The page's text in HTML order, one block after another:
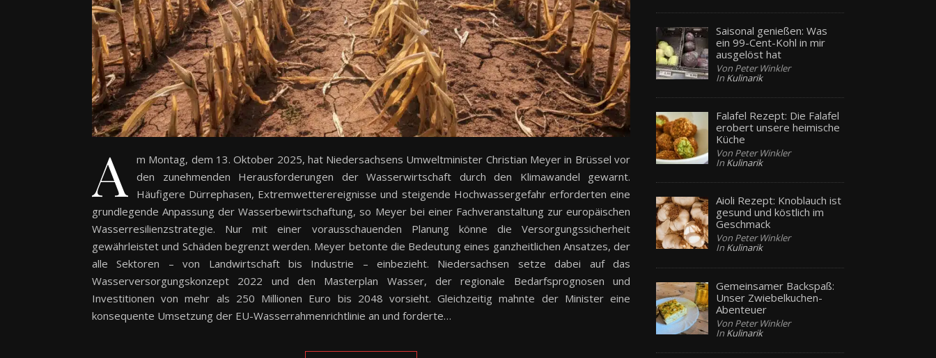
A m Montag, dem 13. Oktober 2025, hat Niedersachsens Umweltminister Christian Meyer in Brüssel vor
den zunehmenden Herausforderungen der Wasserwirtschaft durch den Klimawandel gewarnt.
Häufigere Dürrephasen, Extremwetterereignisse und steigende Hochwassergefahr erforderten eine
grundlegende Anpassung der Wasserbewirtschaftung, so Meyer bei einer Fachveranstaltung zur europäischen
Wasserresilienzstrategie. Nur mit einer vorausschauenden Planung könne die Versorgungssicherheit
gewährleistet und Schäden begrenzt werden. Meyer betonte die Bedeutung eines ganzheitlichen Ansatzes, der
alle Sektoren – von Landwirtschaft bis Industrie – einbezieht. Niedersachsen setze dabei auf das
Wasserversorgungskonzept 2022 und den Masterplan Wasser, der regionale Bedarfsprognosen und
Investitionen von mehr als 250 Millionen Euro bis 2048 vorsieht. Gleichzeitig mahnte der Minister eine
konsequente Umsetzung der EU-Wasserrahmenrichtlinie an und forderte…
Saisonal genießen: Was
ein 99-Cent-Kohl in mir
ausgelöst hat
Von Peter Winkler
In Kulinarik
Falafel Rezept: Die Falafel
erobert unsere heimische
Küche
Von Peter Winkler
In Kulinarik
Aioli Rezept: Knoblauch ist
gesund und köstlich im
Geschmack
Von Peter Winkler
In Kulinarik
Gemeinsamer Backspaß:
Unser Zwiebelkuchen-
Abenteuer
Von Peter Winkler
In Kulinarik